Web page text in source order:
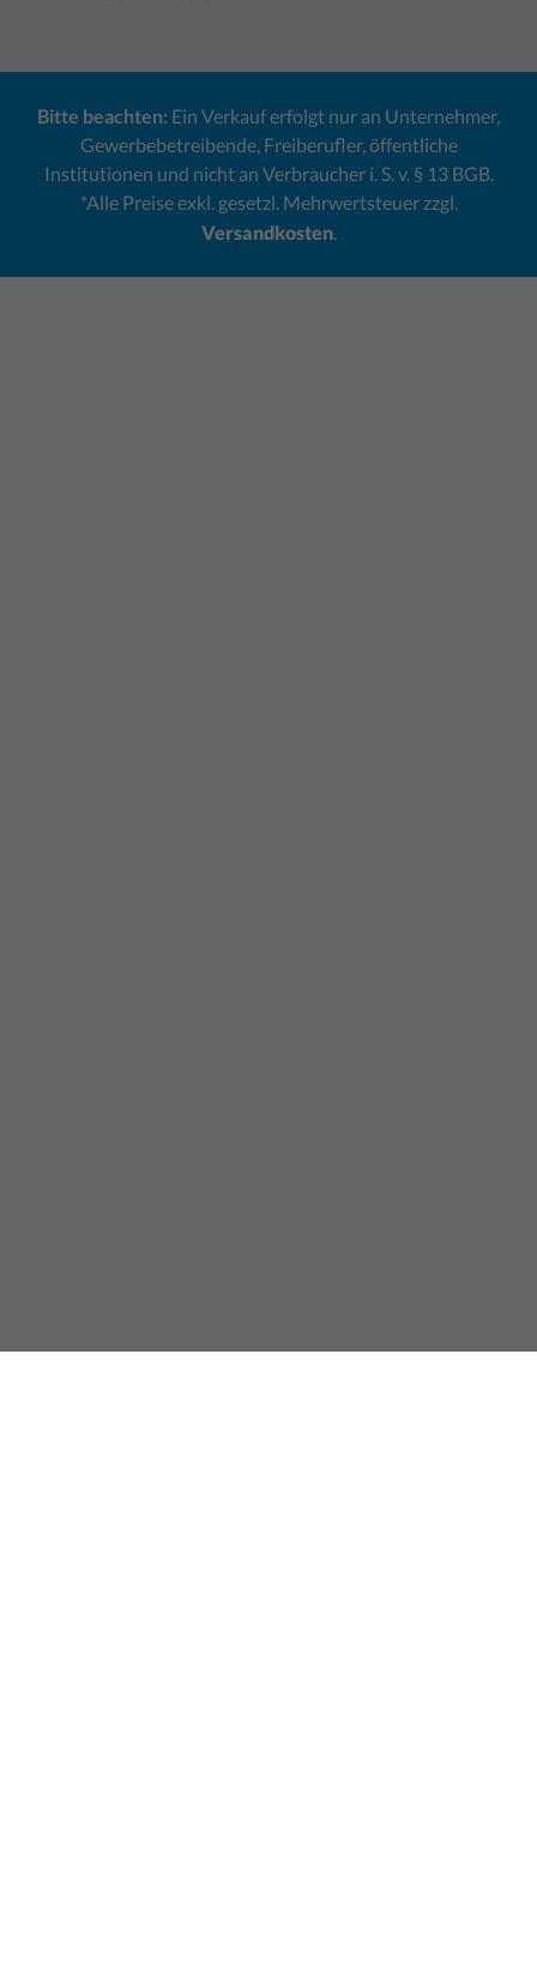
Bitte beachten: Ein Verkauf erfolgt nur an Unternehmer,
Gewerbebetreibende, Freiberufler, öffentliche
Institutionen und nicht an Verbraucher i. S. v. § 13 BGB.
*Alle Preise exkl. gesetzl. Mehrwertsteuer zzgl.
Versandkosten.